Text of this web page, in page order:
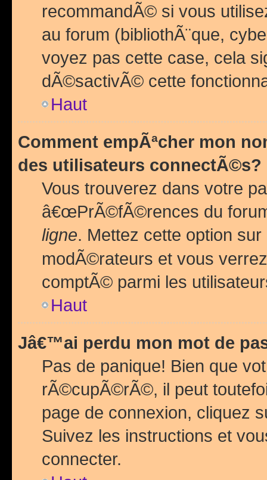
recommandÃ© si vous
au forum (bibliothÃ¨que,
voyez pas cette case, cela
dÃ©sactivÃ© cette
Haut
Comment empÃªcher mon
des utilisateurs connectÃ©s?
Vous trouverez dans votre
â€œPrÃ©fÃ©rences du
ligne. Mettez cette option sur
modÃ©rateurs et vous
comptÃ© parmi les
Haut
Jâ€™ai perdu mon mot de
Pas de panique! Bien que
rÃ©cupÃ©rÃ©, il peut
page de connexion, cliquez
Suivez les instructions et
connecter.